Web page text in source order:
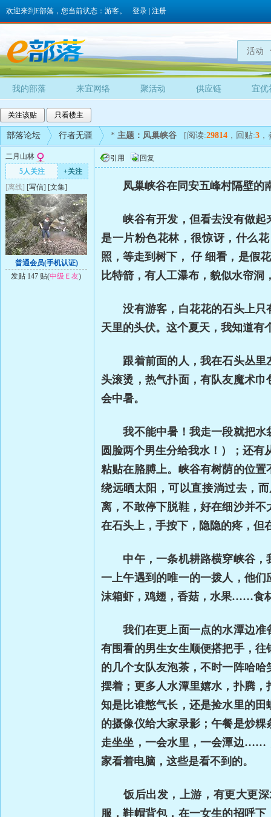
欢迎来到E部落，您当前状态：游客。 登录 注册
活动
我的部落 来宜网络 聚活动 供应链 宜优
关注该贴 只看楼主
部落论坛 行者无疆 * 主题：凤巢峡谷 [阅读:29814 ，回贴:3
二月山林
5人关注
+关注
[离线] [写信] [文集]
普通会员(手机认证)
发贴 147 贴(中级Ｅ友)
引用 回复
凤巢峡谷在同安五峰村隔壁的南
峡谷有开发，但看去没有做起
是一片粉色花林，很惊讶，什么
照，等走到树下， 仔 细看，是假
比特箭，有人工瀑布，貌似水帘
没有游客，白花花的石头上只
天里的头伏。这个夏天，我知道有
跟着前面的人，我在石头丛里
头滚烫，热气扑面，有队友魔术
会中暑。
我不能中暑！我走一段就把水
圆脸两个男生分给我水！）；还
粘贴在胳膊上。峡谷有树荫的位
绕远晒太阳，可以直接淌过去，
离，不敢停下脱鞋，好在细沙并
在石头上，手按下，隐隐的疼，但
中午，一条机耕路横穿峡谷，
一上午遇到的唯一的一拨人，他
沫箱虾，鸡翅，香菇，水果……食
我们在更上面一点的水潭边准
有围看的男生女生顺便搭把手，
的几个女队友泡茶，不时一阵哈
摆着；更多人水潭里嬉水，扑腾
知是比谁憋气长，还是捡水里的
的摄像仪给大家录影；午餐是炒
走坐坐，一会水里，一会潭边……
家看着电脑，这些是看不到的。
饭后出发，上游，有更大更深
服，鞋帽背包，在一女生的招呼